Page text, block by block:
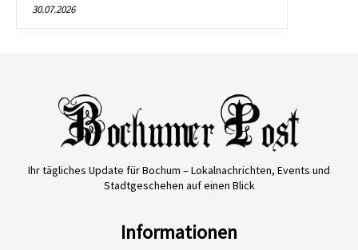
30.07.2026
Ihr tägliches Update für Bochum – Lokalnachrichten, Events und
Stadtgeschehen auf einen Blick
Informationen